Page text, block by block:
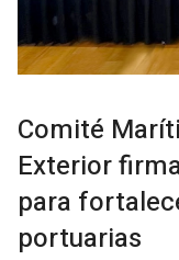
Comité
Exterior
para
portuarias